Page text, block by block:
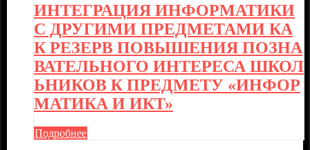
ИНТЕГРАЦИЯ ИНФОРМАТИКИ
С ДРУГИМИ ПРЕДМЕТАМИ КА
К РЕЗЕРВ ПОВЫШЕНИЯ ПОЗНА
ВАТЕЛЬНОГО ИНТЕРЕСА ШКОЛ
ЬНИКОВ К ПРЕДМЕТУ «ИНФОР
МАТИКА И ИКТ»
Подробнее